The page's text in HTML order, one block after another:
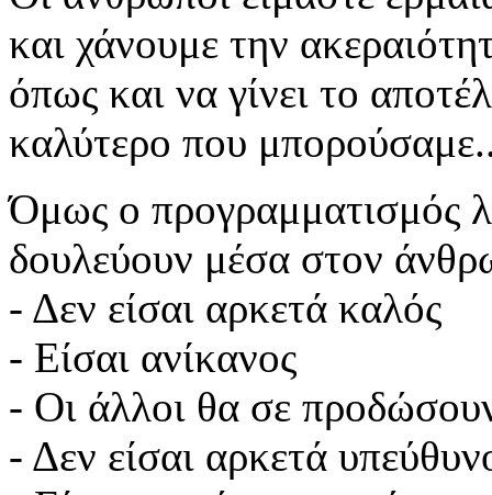
και χάνουμε την
όπως και να γίνει το
καλύτερο που
Όμως ο προγραμματισμός
δουλεύουν μέσα στον
- Δεν είσαι αρκετά καλός
- Είσαι ανίκανος
- Οι άλλοι θα σε
- Δεν είσαι αρκετά